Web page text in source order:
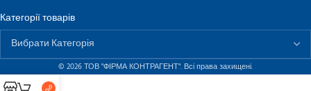
Категорії товарів
© 2026 ТОВ "ФІРМА КОНТРАГЕНТ". Всі права захищені.